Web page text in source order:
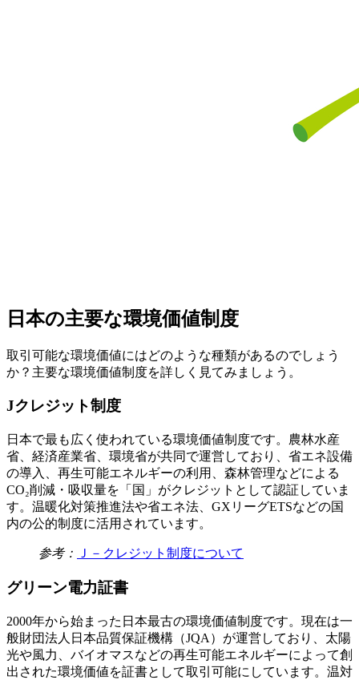
日本の主要な環境価値制度
取引可能な環境価値にはどのような種類があるのでしょう
か？主要な環境価値制度を詳しく見てみましょう。
Jクレジット制度
日本で最も広く使われている環境価値制度です。農林水産
省、経済産業省、環境省が共同で運営しており、省エネ設備
の導入、再生可能エネルギーの利用、森林管理などによる
CO₂削減・吸収量を「国」がクレジットとして認証していま
す。温暖化対策推進法や省エネ法、GXリーグETSなどの国
内の公的制度に活用されています。
参考： Ｊ－クレジット制度について
グリーン電力証書
2000年から始まった日本最古の環境価値制度です。現在は一
般財団法人日本品質保証機構（JQA）が運営しており、太陽
光や風力、バイオマスなどの再生可能エネルギーによって創
出された環境価値を証書として取引可能にしています。温対